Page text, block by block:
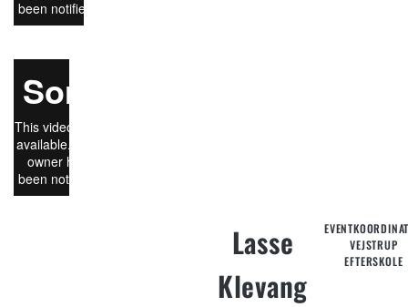
Lasse
Klevang
VEJSTRUP
EFTERSKOLE